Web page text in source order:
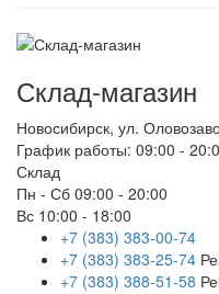
Склад-магазин
Новосибирск, ул.
График работы: 09:00 -
Склад
Пн - Сб 09:00 - 20:00
Вс 10:00 - 18:00
+7 (383) 383-00-74
+7 (383) 383-25-74
+7 (383) 388-51-58